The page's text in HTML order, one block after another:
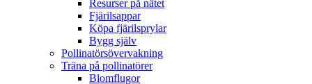
Resurser på nätet
Fjärilsappar
Köpa fjärilsprylar
Bygg själv
Pollinatörsövervakning
Träna på pollinatörer
Blomflugor